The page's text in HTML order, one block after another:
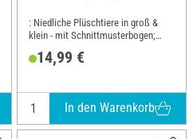
: Niedliche Plüschtiere in groß &
klein - mit Schnittmusterbogen;
14,99 €
In den Warenkorb